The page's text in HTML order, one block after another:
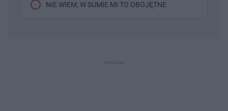
NIE WIEM, W SUMIE MI TO OBOJĘTNE